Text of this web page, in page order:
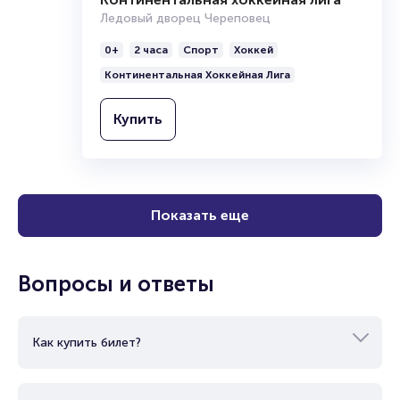
Ледовый дворец Череповец
0+ 2 часа Спорт
Хоккей
Континентальная Хоккейная Лига
Купить
Показать еще
Вопросы и ответы
Как купить билет?